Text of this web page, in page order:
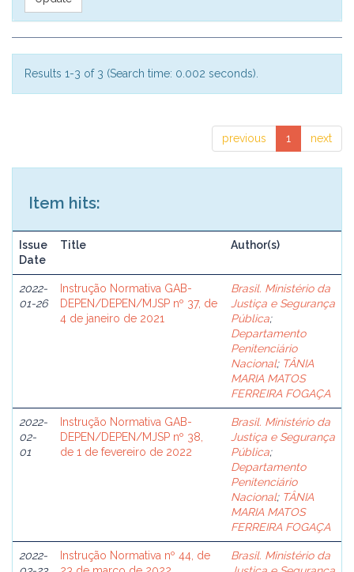
Results 1-3 of 3 (Search time: 0.002 seconds).
previous 1 next
Item hits:
Issue
Date
Title Author(s)
2022-
01-26
Instrução Normativa GAB-
DEPEN/DEPEN/MJSP nº 37, de
4 de janeiro de 2021
Brasil. Ministério da
Justiça e Segurança
Pública;
Departamento
Penitenciário
Nacional; TÂNIA
MARIA MATOS
FERREIRA FOGAÇA
2022-
02-
01
Instrução Normativa GAB-
DEPEN/DEPEN/MJSP nº 38,
de 1 de fevereiro de 2022
Brasil. Ministério da
Justiça e Segurança
Pública;
Departamento
Penitenciário
Nacional; TÂNIA
MARIA MATOS
FERREIRA FOGAÇA
2022-
Instrução Normativa nº 44, de
Brasil. Ministério da